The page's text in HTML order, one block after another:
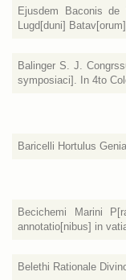
Ejusdem Baconis de
Lugd[duni]
Balinger S. J.
symposiaci]. In 4to
Baricelli Hortulus
Becichemi Marini
annotatio[nibus] in
Belethi Rationale